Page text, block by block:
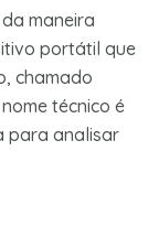
maneira
portátil que
chamado
técnico é
para analisar